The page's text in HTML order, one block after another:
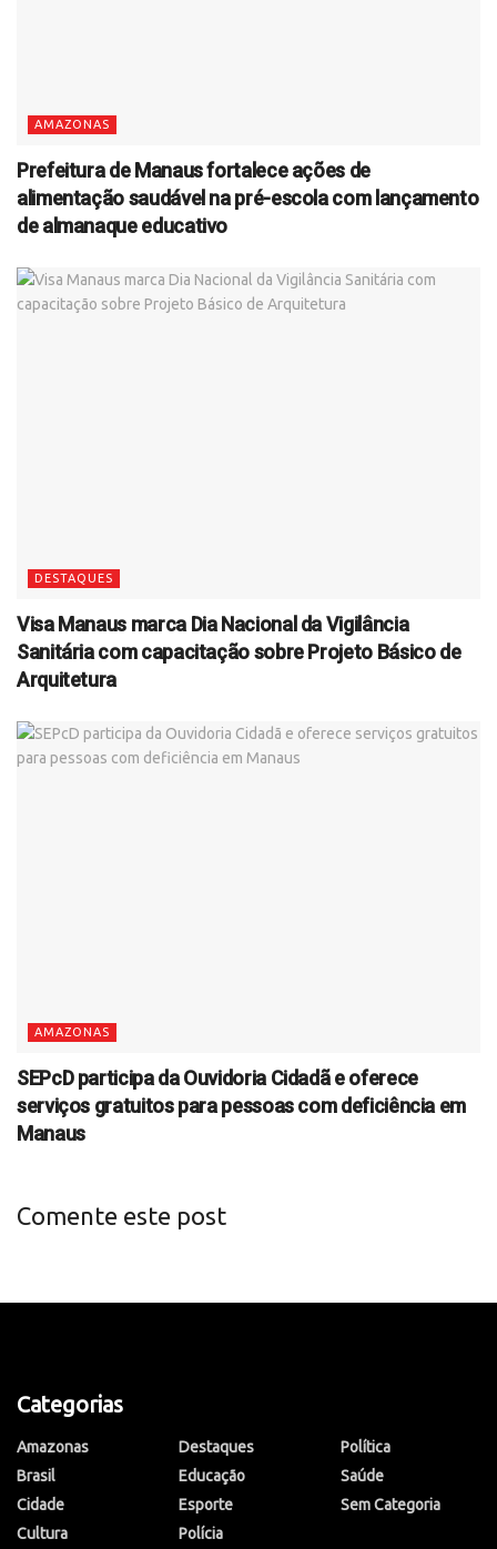
AMAZONAS
Prefeitura de Manaus fortalece ações de
alimentação saudável na pré-escola com lançamento
de almanaque educativo
DESTAQUES
Visa Manaus marca Dia Nacional da Vigilância
Sanitária com capacitação sobre Projeto Básico de
Arquitetura
AMAZONAS
SEPcD participa da Ouvidoria Cidadã e oferece
serviços gratuitos para pessoas com deficiência em
Manaus
Comente este post
Categorias
Amazonas
Brasil
Cidade
Cultura
Destaques
Educação
Esporte
Polícia
Política
Saúde
Sem Categoria